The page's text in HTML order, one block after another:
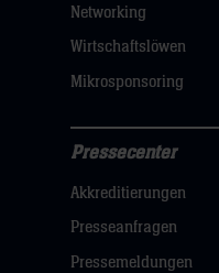
Networking
Wirtschaftslöwen
Mikrosponsoring
Navigation
öffnen,
dann
Pressecenter
Akkreditierungen
Presseanfragen
Pressemeldungen